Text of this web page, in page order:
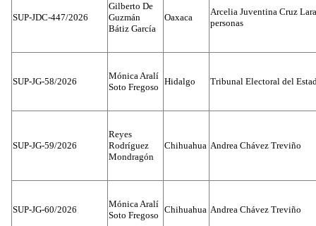
SUP-JDC-447/2026
Gilberto De
Guzmán
Bátiz García
Oaxaca
Arcelia Juventina Cruz
personas
SUP-JG-58/2026
Mónica Aralí
Soto Fregoso
Hidalgo Tribunal Electoral del
SUP-JG-59/2026
Reyes
Rodríguez
Mondragón
Chihuahua Andrea Chávez Treviño
SUP-JG-60/2026
Mónica Aralí
Soto Fregoso
Chihuahua Andrea Chávez Treviño